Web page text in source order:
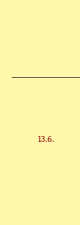
13.6.